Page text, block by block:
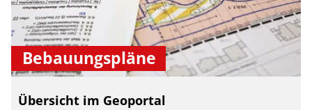
Bebauungspläne
Übersicht im Geoportal